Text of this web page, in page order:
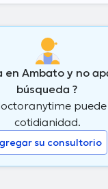
en Ambato y no
búsqueda ?
cotidianidad.
su consultorio